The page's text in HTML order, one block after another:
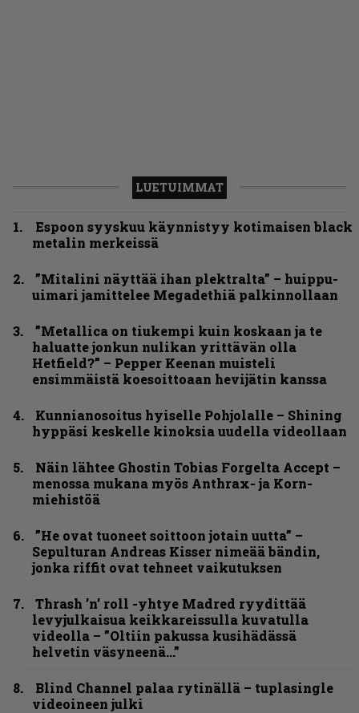
LUETUIMMAT
Espoon syyskuu käynnistyy kotimaisen black
metalin merkeissä
”Mitalini näyttää ihan plektralta” – huippu-
uimari jamittelee Megadethiä palkinnollaan
”Metallica on tiukempi kuin koskaan ja te
haluatte jonkun nulikan yrittävän olla
Hetfield?” – Pepper Keenan muisteli
ensimmäistä koesoittoaan hevijätin kanssa
Kunnianosoitus hyiselle Pohjolalle – Shining
hyppäsi keskelle kinoksia uudella videollaan
Näin lähtee Ghostin Tobias Forgelta Accept –
menossa mukana myös Anthrax- ja Korn-
miehistöä
”He ovat tuoneet soittoon jotain uutta” –
Sepulturan Andreas Kisser nimeää bändin,
jonka riffit ovat tehneet vaikutuksen
Thrash ’n’ roll -yhtye Madred ryydittää
levyjulkaisua keikkareissulla kuvatulla
videolla – ”Oltiin pakussa kusihädässä
helvetin väsyneenä…”
Blind Channel palaa rytinällä – tuplasingle
videoineen julki